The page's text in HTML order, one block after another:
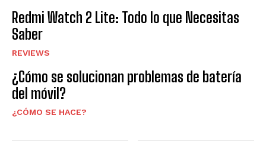
Redmi Watch 2 Lite: Todo lo que Necesitas
Saber
REVIEWS
¿Cómo se solucionan problemas de batería
del móvil?
¿CÓMO SE HACE?